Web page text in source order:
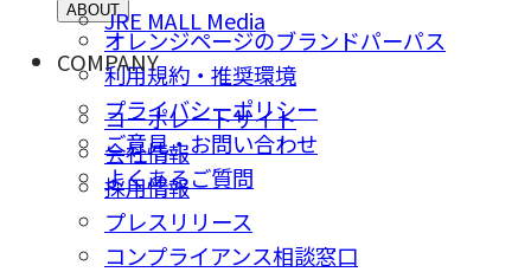
JRE MALL Media
ABOUT
オレンジページのブランドパーパス
利用規約・推奨環境
プライバシーポリシー
ご意⾒・お問い合わせ
よくあるご質問
COMPANY
コーポレートサイト
会社情報
採⽤情報
プレスリリース
コンプライアンス相談窓⼝